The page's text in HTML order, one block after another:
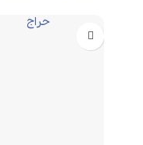
حراج